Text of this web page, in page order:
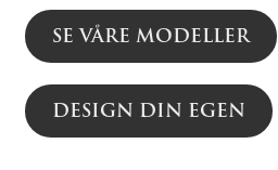
SE VÅRE MODELLER
DESIGN DIN EGEN